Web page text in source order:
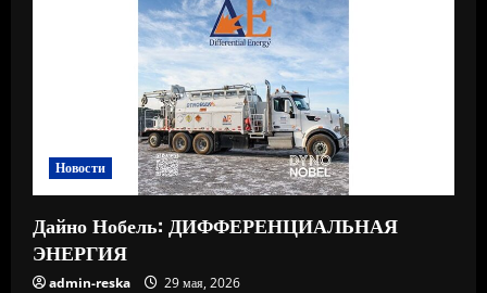
Новости
Дайно Нобель: ДИФФЕРЕНЦИАЛЬНАЯ
ЭНЕРГИЯ
admin-reska 29 мая, 2026